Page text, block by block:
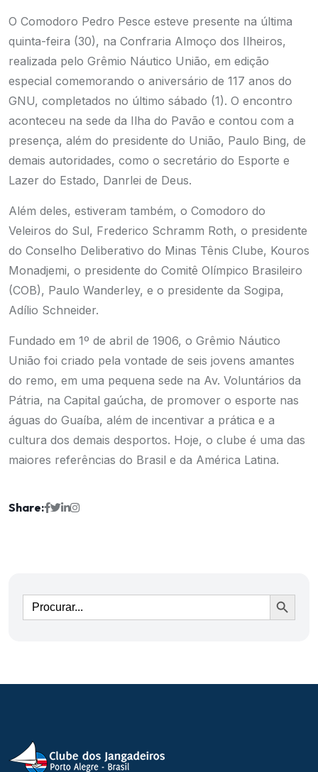
O Comodoro Pedro Pesce esteve presente na última
quinta-feira (30), na Confraria Almoço dos Ilheiros,
realizada pelo Grêmio Náutico União, em edição
especial comemorando o aniversário de 117 anos do
GNU, completados no último sábado (1). O encontro
aconteceu na sede da Ilha do Pavão e contou com a
presença, além do presidente do União, Paulo Bing, de
demais autoridades, como o secretário do Esporte e
Lazer do Estado, Danrlei de Deus.
Além deles, estiveram também, o Comodoro do
Veleiros do Sul, Frederico Schramm Roth, o presidente
do Conselho Deliberativo do Minas Tênis Clube, Kouros
Monadjemi, o presidente do Comitê Olímpico Brasileiro
(COB), Paulo Wanderley, e o presidente da Sogipa,
Adílio Schneider.
Fundado em 1º de abril de 1906, o Grêmio Náutico
União foi criado pela vontade de seis jovens amantes
do remo, em uma pequena sede na Av. Voluntários da
Pátria, na Capital gaúcha, de promover o esporte nas
águas do Guaíba, além de incentivar a prática e a
cultura dos demais desportos. Hoje, o clube é uma das
maiores referências do Brasil e da América Latina.
Share:
Ir